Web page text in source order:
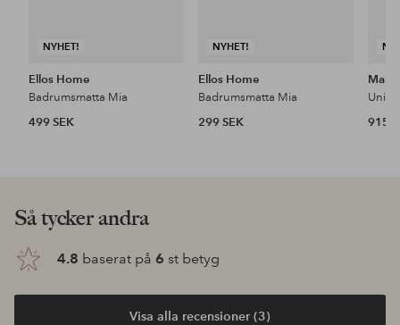
NYHET!
Ellos Home
Badrumsmatta Mia
499 SEK
NYHET!
Ellos Home
Badrumsmatta Mia
299 SEK
915
Så tycker andra
4.8 baserat på 6 st betyg
Visa alla recensioner (3)